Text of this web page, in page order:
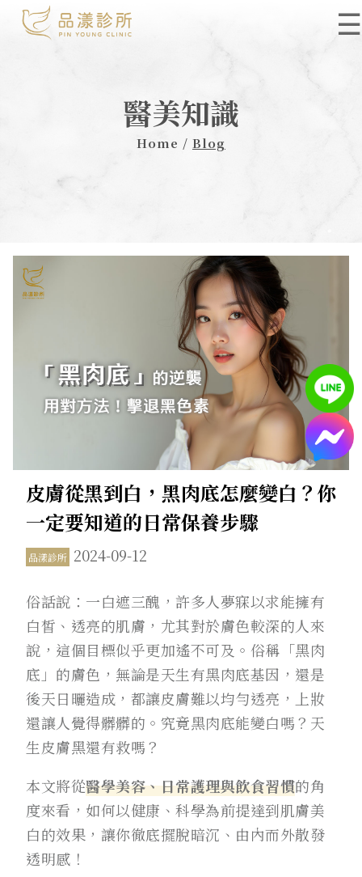
☰
醫美知識
Home / Blog
皮膚從黑到白，黑肉底怎麼變白？你
一定要知道的日常保養步驟
品漾診所 2024-09-12
俗話說：一白遮三醜，許多人夢寐以求能擁有
白皙、透亮的肌膚，尤其對於膚色較深的人來
說，這個目標似乎更加遙不可及。俗稱「黑肉
底」的膚色，無論是天生有黑肉底基因，還是
後天日曬造成，都讓皮膚難以均勻透亮，上妝
還讓人覺得髒髒的。究竟黑肉底能變白嗎？天
生皮膚黑還有救嗎？
本文將從醫學美容、日常護理與飲食習慣的角
度來看，如何以健康、科學為前提達到肌膚美
白的效果，讓你徹底擺脫暗沉、由內而外散發
透明感！